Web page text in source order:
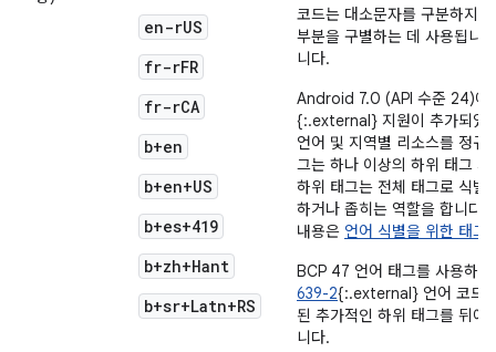
en-rUS
fr-rFR
fr-rCA
b+en
b+en+US
b+es+419
b+zh+Hant
b+sr+Latn+RS
코드는 대소문자를 구분하지
부분을 구별하는 데 사용됩니
니다.
Android 7.0 (API 수준 24)에
{:.external} 지원이 추가되었
언어 및 지역별 리소스를 정규
그는 하나 이상의 하위 태그
하위 태그는 전체 태그로 식별
하거나 좁히는 역할을 합니다.
내용은 언어 식별을 위한 태그
BCP 47 언어 태그를 사용하
639-2{:.external} 언어 코드
된 추가적인 하위 태그를 뒤에
니다.